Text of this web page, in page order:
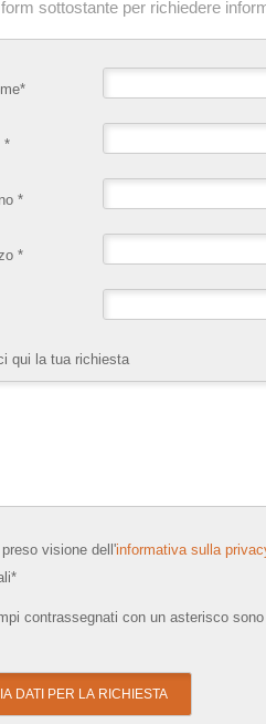
sottostante per richiedere
*
*
*
qui la tua richiesta
preso visione dell'informativa sulla
contrassegnati con un asterisco sono